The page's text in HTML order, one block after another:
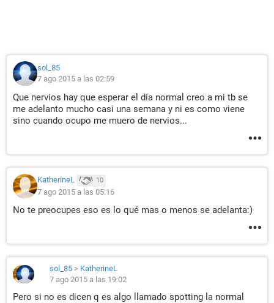
sol_85
7 ago 2015 a las 02:59
Que nervios hay que esperar el día normal creo a mi tb se
me adelanto mucho casi una semana y ni es como viene
sino cuando ocupo me muero de nervios...
KatherineL 10
7 ago 2015 a las 05:16
No te preocupes eso es lo qué mas o menos se adelanta:)
sol_85 > KatherineL
7 ago 2015 a las 19:02
Pero si no es dicen q es algo llamado spotting la normal